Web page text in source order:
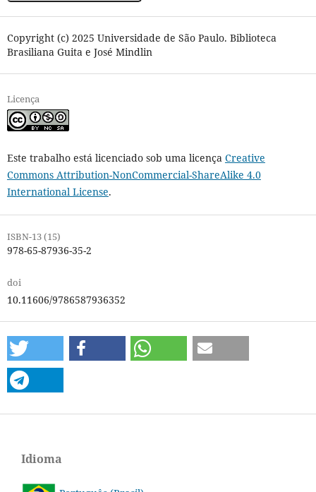
Copyright (c) 2025 Universidade de São Paulo. Biblioteca
Brasiliana Guita e José Mindlin
Licença
Este trabalho está licenciado sob uma licença Creative
Commons Attribution-NonCommercial-ShareAlike 4.0
International License.
ISBN-13 (15)
978-65-87936-35-2
doi
10.11606/9786587936352
Idioma